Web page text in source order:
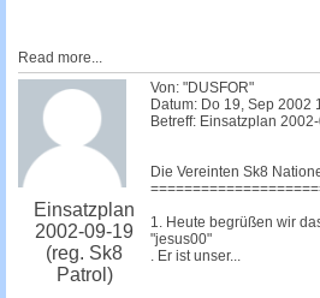
Read more...
Einsatzplan
2002-09-19
(reg. Sk8
Patrol)
Von: "DUSFOR"
Datum: Do 19, Sep 2002
Betreff: Einsatzplan
Die Vereinten Sk8
1. Heute begrüßen wir
"jesus00"
. Er ist unser...